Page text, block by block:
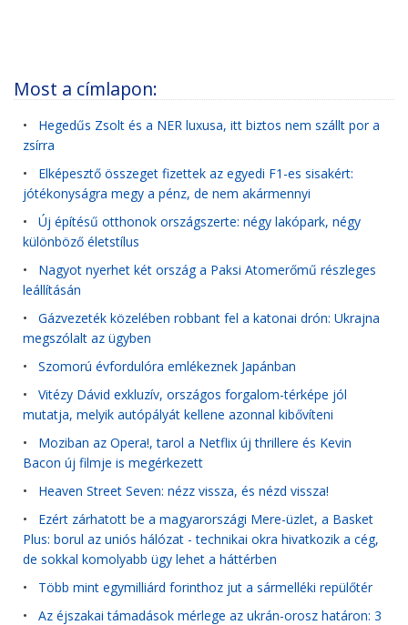
Most a címlapon:
• Hegedűs Zsolt és a NER luxusa, itt biztos nem szállt por a
zsírra
• Elképesztő összeget fizettek az egyedi F1-es sisakért:
jótékonyságra megy a pénz, de nem akármennyi
• Új építésű otthonok országszerte: négy lakópark, négy
különböző életstílus
• Nagyot nyerhet két ország a Paksi Atomerőmű részleges
leállításán
• Gázvezeték közelében robbant fel a katonai drón: Ukrajna
megszólalt az ügyben
• Szomorú évfordulóra emlékeznek Japánban
• Vitézy Dávid exkluzív, országos forgalom-térképe jól
mutatja, melyik autópályát kellene azonnal kibővíteni
• Moziban az Opera!, tarol a Netflix új thrillere és Kevin
Bacon új filmje is megérkezett
• Heaven Street Seven: nézz vissza, és nézd vissza!
• Ezért zárhatott be a magyarországi Mere-üzlet, a Basket
Plus: borul az uniós hálózat - technikai okra hivatkozik a cég,
de sokkal komolyabb ügy lehet a háttérben
• Több mint egymilliárd forinthoz jut a sármelléki repülőtér
• Az éjszakai támadások mérlege az ukrán-orosz határon: 3